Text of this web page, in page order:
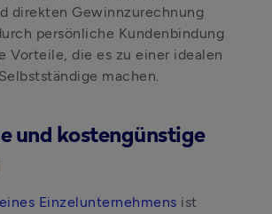
direkten Gewinnzurechnung
persönliche Kundenbindung
Vorteile, die es zu einer idealen
machen.
und kostengünstige
Einzelunternehmens ist